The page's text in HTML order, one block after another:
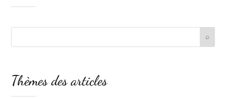
Thèmes des articles